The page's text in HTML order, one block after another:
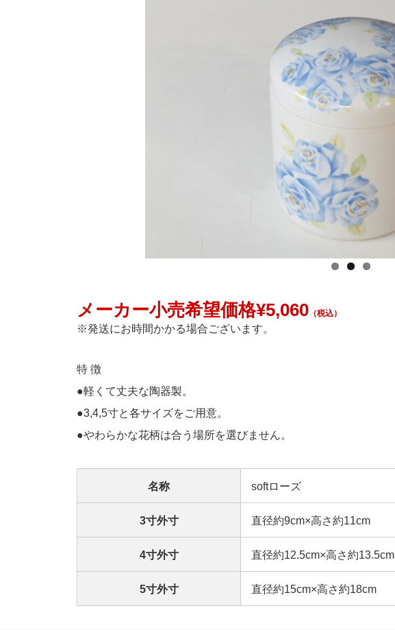
メーカー小売希望価格¥5,060 （税込）
※発送にお時間かかる場合ございます。
特 徴
●軽くて丈夫な陶器製。
●3,4,5寸と各サイズをご用意。
●やわらかな花柄は合う場所を選びません。
名称 softローズ
3寸外寸 直径約9cm×高さ約11cm
4寸外寸 直径約12.5cm×高さ約13.5cm
5寸外寸 直径約15cm×高さ約18cm